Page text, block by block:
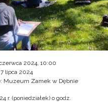
2024, 10:00
7 lipca 2024
Muzeum Zamek w Dębnie
r. (poniedziałek) o godz.